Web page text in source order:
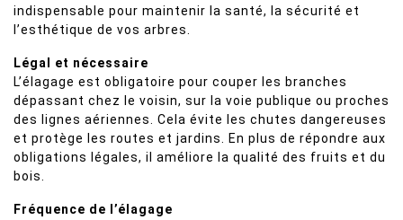
indispensable pour maintenir la santé, la sécurité et
l’esthétique de vos arbres.
Légal et nécessaire
L’élagage est obligatoire pour couper les branches
dépassant chez le voisin, sur la voie publique ou proches
des lignes aériennes. Cela évite les chutes dangereuses
et protège les routes et jardins. En plus de répondre aux
obligations légales, il améliore la qualité des fruits et du
bois.
Fréquence de l’élagage